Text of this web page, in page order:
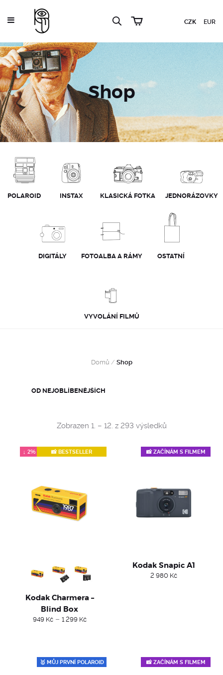
CZK EUR
Shop
POLAROID INSTAX KLASICKÁ FOTKA JEDNORÁZOVKY
DIGITÁLY FOTOALBA A RÁMY OSTATNÍ
VYVOLÁNÍ FILMŮ
Domů / Shop
Zobrazen 1. – 12. z 293 výsledkůSorted
popularity
📸 BESTSELLER
↓ 2%
Kodak Charmera –
Blind Box
949 Kč – 1 299 KčPrice
299 Kč
📸 ZAČÍNÁM S FILMEM
Kodak Snapic A1
2 980 Kč
🥇 MŮJ PRVNÍ POLAROID 📸 ZAČÍNÁM S FILMEM